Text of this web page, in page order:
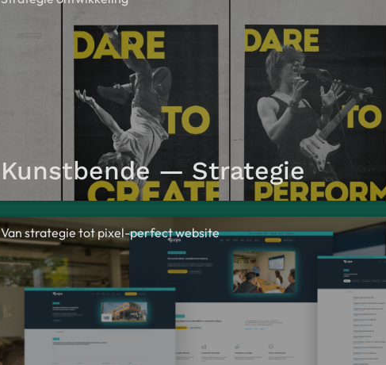
Kunstbende — Strategie
Van strategie tot pixel-perfect website